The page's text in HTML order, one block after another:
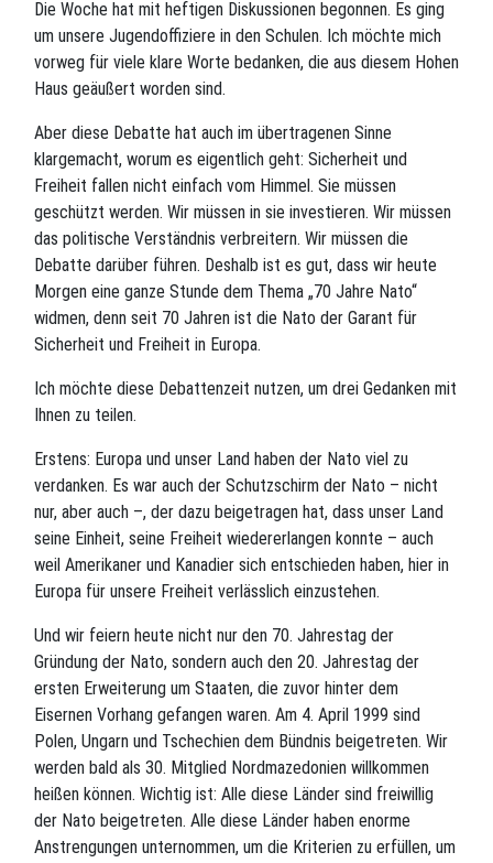
Die Woche hat mit heftigen Diskussionen begonnen. Es ging
um unsere Jugendoffiziere in den Schulen. Ich möchte mich
vorweg für viele klare Worte bedanken, die aus diesem Hohen
Haus geäußert worden sind.
Aber diese Debatte hat auch im übertragenen Sinne
klargemacht, worum es eigentlich geht: Sicherheit und
Freiheit fallen nicht einfach vom Himmel. Sie müssen
geschützt werden. Wir müssen in sie investieren. Wir müssen
das politische Verständnis verbreitern. Wir müssen die
Debatte darüber führen. Deshalb ist es gut, dass wir heute
Morgen eine ganze Stunde dem Thema „70 Jahre Nato“
widmen, denn seit 70 Jahren ist die Nato der Garant für
Sicherheit und Freiheit in Europa.
Ich möchte diese Debattenzeit nutzen, um drei Gedanken mit
Ihnen zu teilen.
Erstens: Europa und unser Land haben der Nato viel zu
verdanken. Es war auch der Schutzschirm der Nato – nicht
nur, aber auch –, der dazu beigetragen hat, dass unser Land
seine Einheit, seine Freiheit wiedererlangen konnte – auch
weil Amerikaner und Kanadier sich entschieden haben, hier in
Europa für unsere Freiheit verlässlich einzustehen.
Und wir feiern heute nicht nur den 70. Jahrestag der
Gründung der Nato, sondern auch den 20. Jahrestag der
ersten Erweiterung um Staaten, die zuvor hinter dem
Eisernen Vorhang gefangen waren. Am 4. April 1999 sind
Polen, Ungarn und Tschechien dem Bündnis beigetreten. Wir
werden bald als 30. Mitglied Nordmazedonien willkommen
heißen können. Wichtig ist: Alle diese Länder sind freiwillig
der Nato beigetreten. Alle diese Länder haben enorme
Anstrengungen unternommen, um die Kriterien zu erfüllen, um